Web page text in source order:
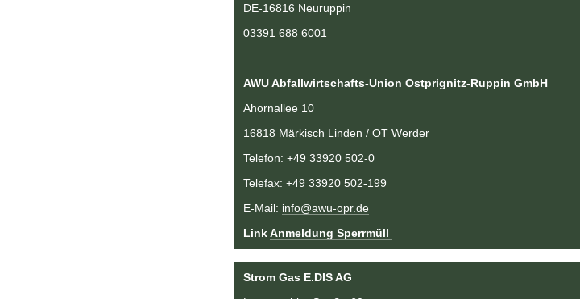
DE-16816 Neuruppin
03391 688 6001
AWU Abfallwirtschafts-Union Ostprignitz-Ruppin GmbH
Ahornallee 10
16818 Märkisch Linden / OT Werder
Telefon: +49 33920 502-0
Telefax: +49 33920 502-199
E-Mail: info@awu-opr.de
Link Anmeldung Sperrmüll
Strom Gas E.DIS AG